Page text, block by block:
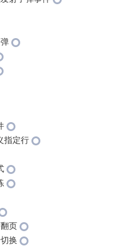
指定行
页
换